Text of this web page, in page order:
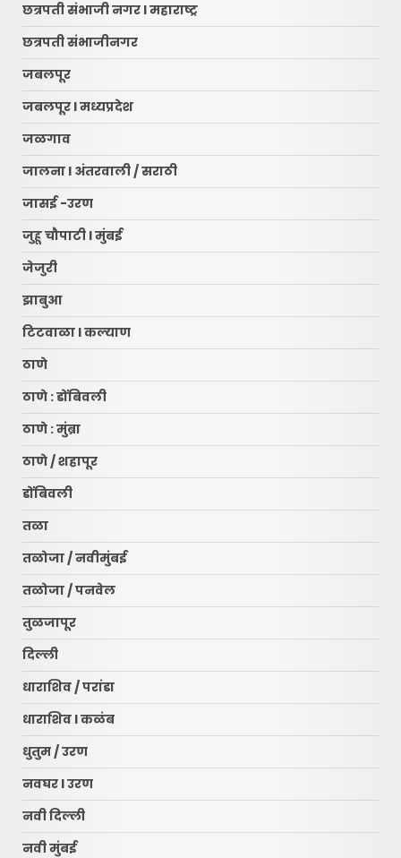
छत्रपती संभाजी नगर l महाराष्ट्र
छत्रपती संभाजीनगर
जबलपूर
जबलपूर l मध्यप्रदेश
जळगाव
जालना l अंतरवाली / सराठी
जासई -उरण
जुहू चौपाटी l मुंबई
जेजुरी
झाबुआ
टिटवाळा l कल्याण
ठाणे
ठाणे : डोंबिवली
ठाणे : मुंब्रा
ठाणे / शहापूर
डोंबिवली
तळा
तळोजा / नवीमुंबई
तळोजा / पनवेल
तुळजापूर
दिल्ली
धाराशिव / परांडा
धाराशिव l कळंब
धुतुम / उरण
नवघर l उरण
नवी दिल्ली
नवी मुंबई